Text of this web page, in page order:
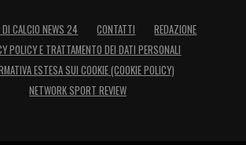
DI CALCIO NEWS 24 CONTATTI
REDAZIONE
POLICY E TRATTAMENTO DEI DATI PERSONALI
ESTESA SUI COOKIE (COOKIE POLICY)
NETWORK SPORT REVIEW